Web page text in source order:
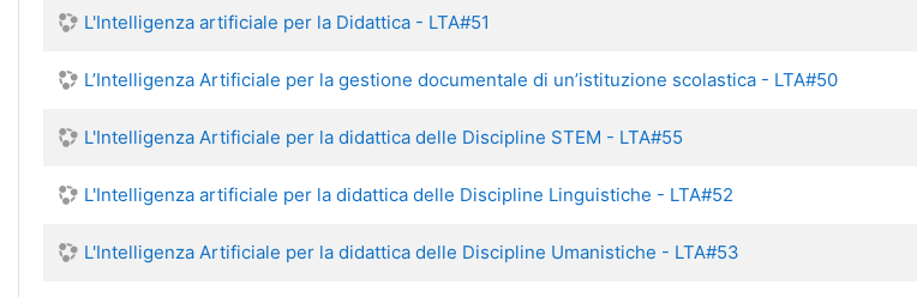
L'Intelligenza artificiale per la Didattica - LTA#51
L’Intelligenza Artificiale per la gestione documentale di un’istituzione scolastica - LTA#50
L'Intelligenza Artificiale per la didattica delle Discipline STEM - LTA#55
L'Intelligenza artificiale per la didattica delle Discipline Linguistiche - LTA#52
L'Intelligenza Artificiale per la didattica delle Discipline Umanistiche - LTA#53